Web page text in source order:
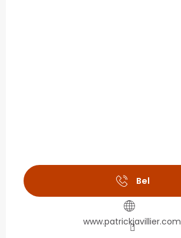
Bel
www.patrickjavillier.com